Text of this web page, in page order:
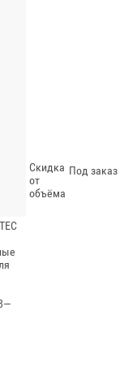
Скидка
от
объёма
Под заказ